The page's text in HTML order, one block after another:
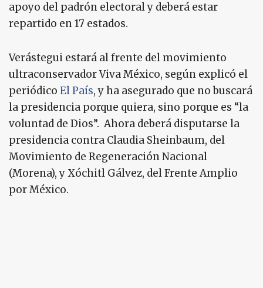
apoyo del padrón electoral y deberá estar
repartido en 17 estados.
Verástegui estará al frente del movimiento
ultraconservador Viva México, según explicó el
periódico El País, y ha asegurado que no buscará
la presidencia porque quiera, sino porque es “la
voluntad de Dios”. Ahora deberá disputarse la
presidencia contra Claudia Sheinbaum, del
Movimiento de Regeneración Nacional
(Morena), y Xóchitl Gálvez, del Frente Amplio
por México.